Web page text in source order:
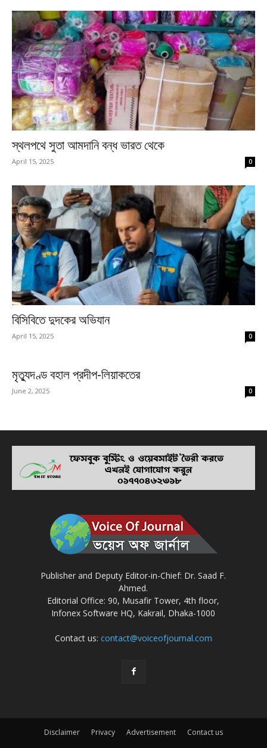
স্থলপথে সুতা আমদানি বন্ধ ভারত থেকে
April 15, 2025 0
বিসিবিতে দুদকের অভিযান
April 15, 2025 0
মৃত্যুদণ্ড বহাল প্রদীপ-লিয়াকতের
June 2, 2025 0
Publisher and Deputy Editor-in-Chief: Dr. Saad F.
Ahmed.
Editorial Office: 90, Musafir Tower, 4th floor,
Infonex Software HQ, Kakrail, Dhaka-1000
Contact us: contact@voiceofjournal.com
Disclaimer Privacy Advertisement Contact us